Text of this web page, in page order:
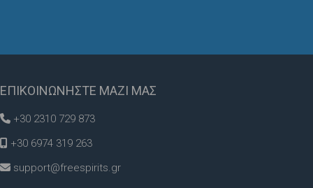
ΕΠΙΚΟΙΝΩΝΗΣΤΕ ΜΑΖΙ ΜΑΣ
+30 2310 729 873
+30 6974 319 263
support@freespirits.gr